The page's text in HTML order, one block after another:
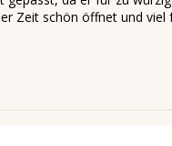
Zeit schön öffnet und viel